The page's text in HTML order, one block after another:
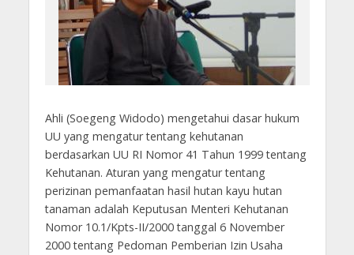
Ahli (Soegeng Widodo) mengetahui dasar hukum
UU yang mengatur tentang kehutanan
berdasarkan UU RI Nomor 41 Tahun 1999 tentang
Kehutanan. Aturan yang mengatur tentang
perizinan pemanfaatan hasil hutan kayu hutan
tanaman adalah Keputusan Menteri Kehutanan
Nomor 10.1/Kpts-II/2000 tanggal 6 November
2000 tentang Pedoman Pemberian Izin Usaha